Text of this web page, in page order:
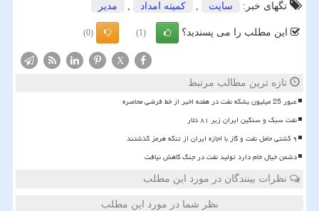
تگهای خبر:
سایت , كمیته امداد , مدیر
این مطلب را می پسندید؟ (1)
(0)
X
تازه ترین مطالب مرتبط
عبور 25 میلیون بشکه نفت در هفته اخیر از خط فرضی محاصره
نفت سبک و سنگین ایران زیر ۸۱ دلار
۹ کشتی حامل نفت و گاز با اجازه ایران از تنگه هرمز گذشتند
دشمن خیال خام دارد تولید نفت در جنگ کاهش نیافت
نظرات بینندگان در مورد این مطلب
نظر شما در مورد این مطلب